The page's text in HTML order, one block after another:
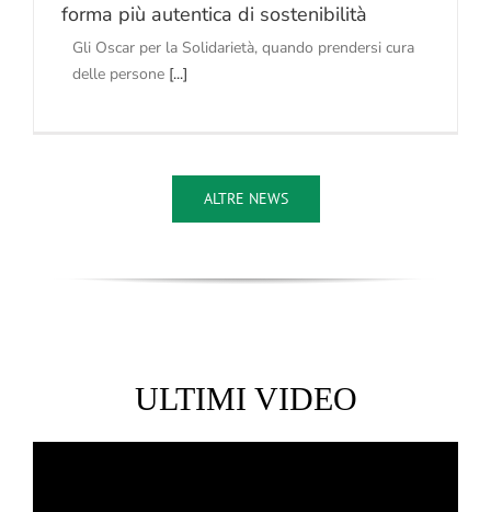
forma più autentica di sostenibilità
Gli Oscar per la Solidarietà, quando prendersi cura
delle persone [...]
ALTRE NEWS
ULTIMI VIDEO